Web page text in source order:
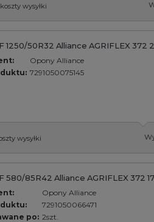
koszty wysyłki
1250/50R32 Alliance AGRIFLEX 372
Opony Alliance
7291050075145
wysyłki
580/85R42 Alliance AGRIFLEX 372
Opony Alliance
7291050066471
po: 2szt.